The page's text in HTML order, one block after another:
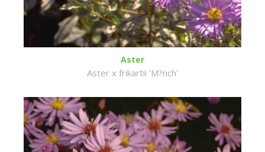
Aster
Aster x frikartii 'M?nch'